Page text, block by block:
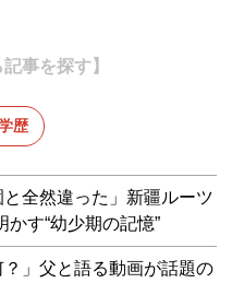
事を探す】
歴
と全然違った」新疆ルーツ
す“幼少期の記憶”
？」父と語る動画が話題の